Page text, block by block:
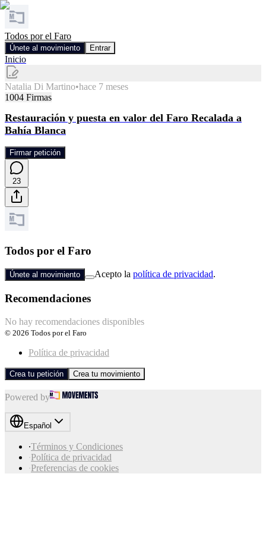
Todos por el Faro
Únete al movimiento Entrar
Inicio
Natalia Di Martino•hace 7 meses
1004 Firmas
Restauración y puesta en valor del Faro Recalada a
Bahía Blanca
Firmar petición
23
Todos por el Faro
Únete al movimiento Acepto la política de privacidad.
Recomendaciones
No hay recomendaciones disponibles
© 2026 Todos por el Faro
Política de privacidad
Crea tu petición Crea tu movimiento
Powered by
Español
∙Términos y Condiciones
∙Política de privacidad
∙Preferencias de cookies